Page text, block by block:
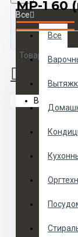
Все
Все
Товаров 0 (0
Ваша
MP-1 60